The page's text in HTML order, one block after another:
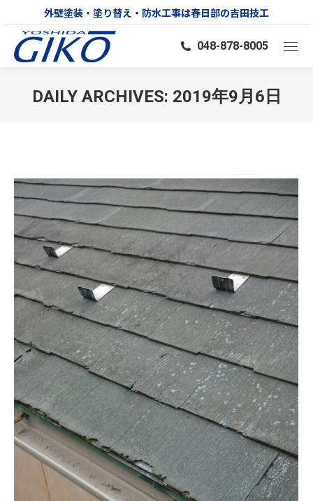
外壁塗装・塗り替え・防水工事は春日部の吉田技工
048-878-8005
DAILY ARCHIVES: 2019年9月6日